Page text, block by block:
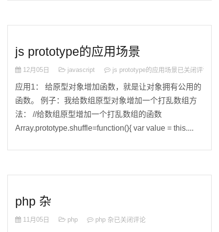
js prototype的应用场景
12月05日 javascript js prototype的应用场景已关闭评论
应用1： 给原型对象增加函数，就是让对象拥有公用的
函数。 例子：我给数组原型对象增加一个打乱数组方
法： //给数组原型增加一个打乱数组的函数
Array.prototype.shuffle=function(){ var value = this....
php 杂
11月05日 php php 杂已关闭评论